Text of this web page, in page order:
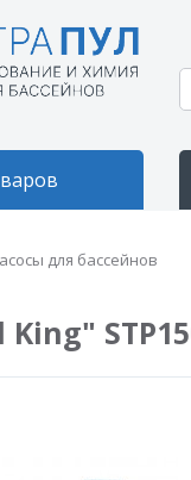
для бассейнов
King"